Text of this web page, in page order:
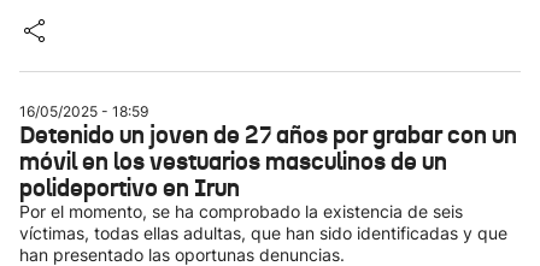
16/05/2025 - 18:59
Detenido un joven de 27 años por grabar con un
móvil en los vestuarios masculinos de un
polideportivo en Irun
Por el momento, se ha comprobado la existencia de seis
víctimas, todas ellas adultas, que han sido identificadas y que
han presentado las oportunas denuncias.